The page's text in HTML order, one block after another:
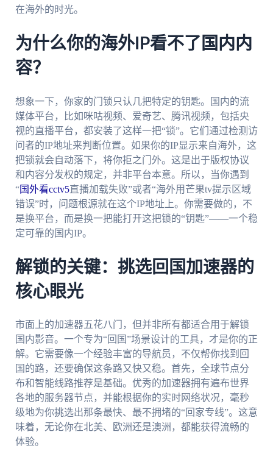
在海外的时光。
为什么你的海外IP看不了国内内
容？
想象一下，你家的门锁只认几把特定的钥匙。国内的流
媒体平台，比如咪咕视频、爱奇艺、腾讯视频，包括央
视的直播平台，都安装了这样一把“锁”。它们通过检测访
问者的IP地址来判断位置。如果你的IP显示来自海外，这
把锁就会自动落下，将你拒之门外。这是出于版权协议
和内容分发权的规定，并非平台本意。所以，当你遇到
“国外看cctv5直播加载失败”或者“海外用芒果tv提示区域
错误”时，问题根源就在这个IP地址上。你需要做的，不
是换平台，而是换一把能打开这把锁的“钥匙”——一个稳
定可靠的国内IP。
解锁的关键：挑选回国加速器的
核心眼光
市面上的加速器五花八门，但并非所有都适合用于解锁
国内影音。一个专为“回国”场景设计的工具，才是你的正
解。它需要像一个经验丰富的导航员，不仅帮你找到回
国的路，还要确保这条路又快又稳。首先，全球节点分
布和智能线路推荐是基础。优秀的加速器拥有遍布世界
各地的服务器节点，并能根据你的实时网络状况，毫秒
级地为你挑选出那条最快、最不拥堵的“回家专线”。这意
味着，无论你在北美、欧洲还是澳洲，都能获得流畅的
体验。